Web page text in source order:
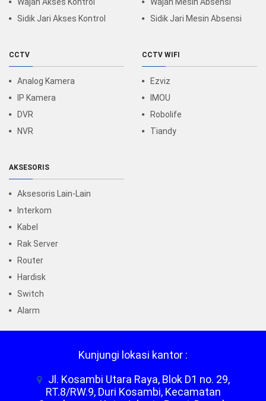
Sidik Jari Akses Kontrol
Sidik Jari Mesin Absensi
CCTV
Analog Kamera
IP Kamera
DVR
NVR
CCTV WIFI
Ezviz
IMOU
Robolife
Tiandy
AKSESORIS
Aksesoris Lain-Lain
Interkom
Kabel
Rak Server
Router
Hardisk
Switch
Alarm
Kunjungi lokasi kantor :
Jl. Kosambi Utara Raya, Blok D1 no. 29,
RT.8/RW.9, Duri Kosambi, Kecamatan